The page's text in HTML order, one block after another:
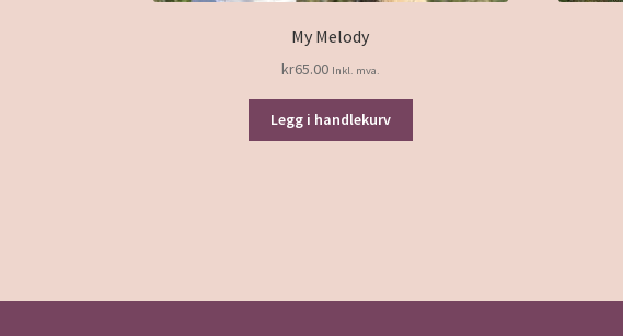
My Melody
kr65.00 Inkl. mva.
Legg i handlekurv